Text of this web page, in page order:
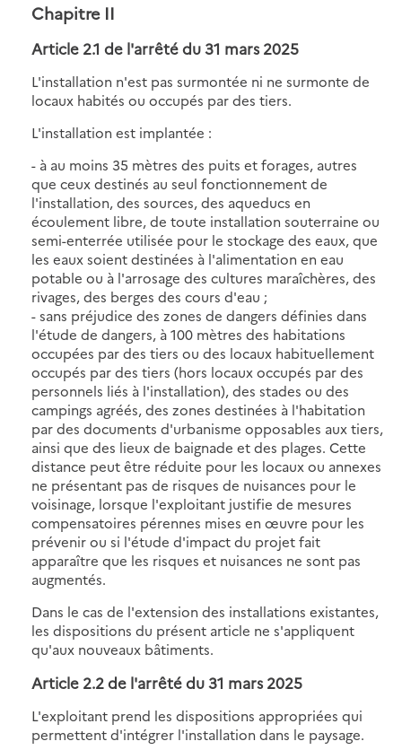
Chapitre II
Article 2.1 de l'arrêté du 31 mars 2025
L'installation n'est pas surmontée ni ne surmonte de
locaux habités ou occupés par des tiers.
L'installation est implantée :
- à au moins 35 mètres des puits et forages, autres
que ceux destinés au seul fonctionnement de
l'installation, des sources, des aqueducs en
écoulement libre, de toute installation souterraine ou
semi-enterrée utilisée pour le stockage des eaux, que
les eaux soient destinées à l'alimentation en eau
potable ou à l'arrosage des cultures maraîchères, des
rivages, des berges des cours d'eau ;
- sans préjudice des zones de dangers définies dans
l'étude de dangers, à 100 mètres des habitations
occupées par des tiers ou des locaux habituellement
occupés par des tiers (hors locaux occupés par des
personnels liés à l'installation), des stades ou des
campings agréés, des zones destinées à l'habitation
par des documents d'urbanisme opposables aux tiers,
ainsi que des lieux de baignade et des plages. Cette
distance peut être réduite pour les locaux ou annexes
ne présentant pas de risques de nuisances pour le
voisinage, lorsque l'exploitant justifie de mesures
compensatoires pérennes mises en œuvre pour les
prévenir ou si l'étude d'impact du projet fait
apparaître que les risques et nuisances ne sont pas
augmentés.
Dans le cas de l'extension des installations existantes,
les dispositions du présent article ne s'appliquent
qu'aux nouveaux bâtiments.
Article 2.2 de l'arrêté du 31 mars 2025
L'exploitant prend les dispositions appropriées qui
permettent d'intégrer l'installation dans le paysage.